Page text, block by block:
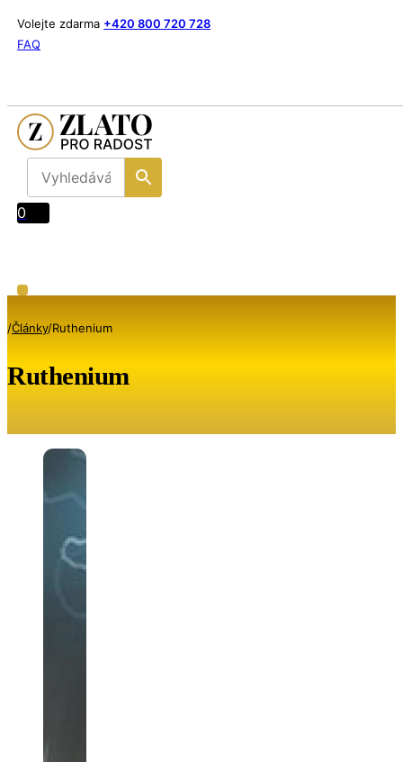
Volejte zdarma +420 800 720 728
FAQ
0
/Články/Ruthenium
Ruthenium